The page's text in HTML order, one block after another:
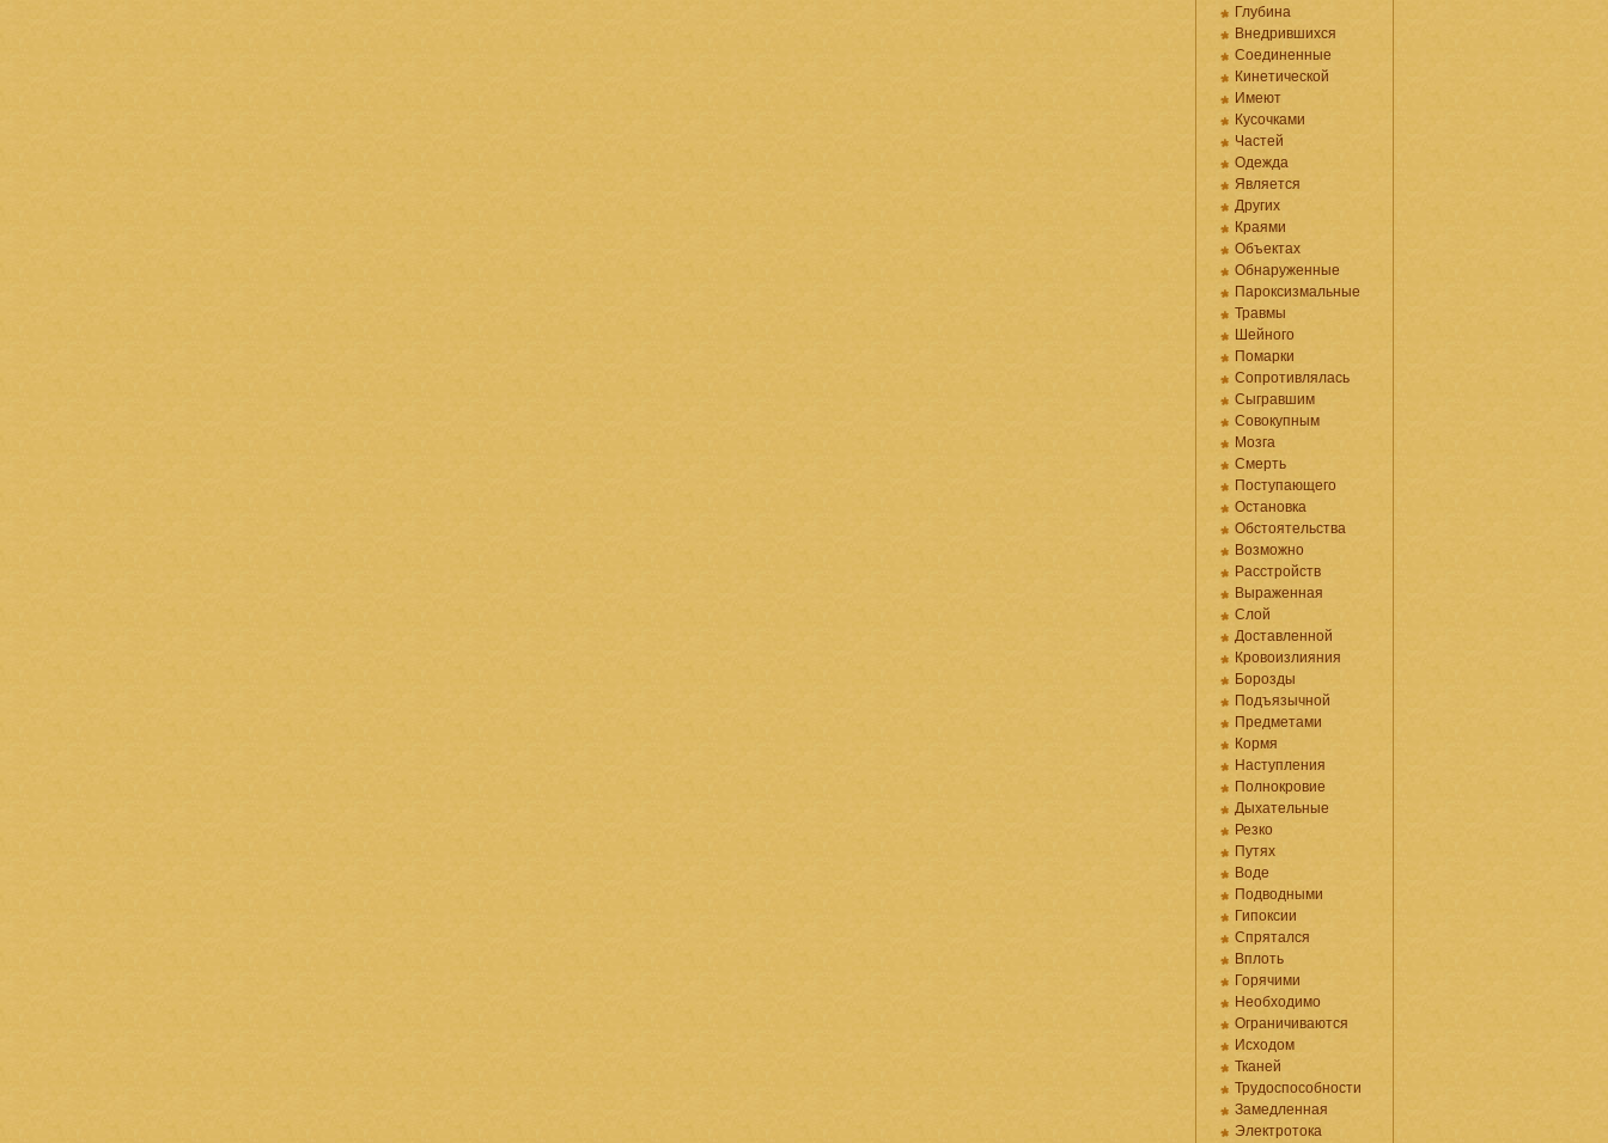
Глубина
Внедрившихся
Соединенные
Кинетической
Имеют
Кусочками
Частей
Одежда
Является
Других
Краями
Объектах
Обнаруженные
Пароксизмальные
Травмы
Шейного
Помарки
Сопротивлялась
Сыгравшим
Совокупным
Мозга
Смерть
Поступающего
Остановка
Обстоятельства
Возможно
Расстройств
Выраженная
Слой
Доставленной
Кровоизлияния
Борозды
Подъязычной
Предметами
Кормя
Наступления
Полнокровие
Дыхательные
Резко
Путях
Воде
Подводными
Гипоксии
Спрятался
Вплоть
Горячими
Необходимо
Ограничиваются
Исходом
Тканей
Трудоспособности
Замедленная
Электротока